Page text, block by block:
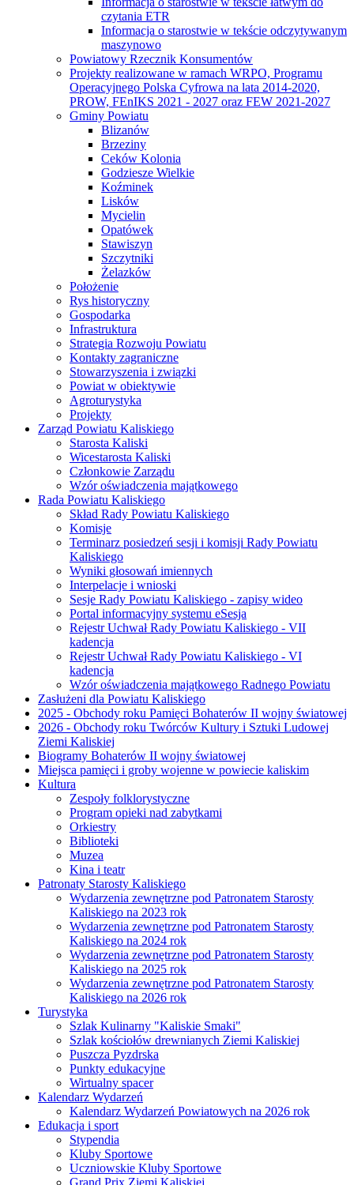
czytania ETR
Informacja o starostwie w tekście odczytywanym
maszynowo
Powiatowy Rzecznik Konsumentów
Projekty realizowane w ramach WRPO, Programu
Operacyjnego Polska Cyfrowa na lata 2014-2020,
PROW, FEnIKS 2021 - 2027 oraz FEW 2021-2027
Gminy Powiatu
Blizanów
Brzeziny
Ceków Kolonia
Godziesze Wielkie
Koźminek
Lisków
Mycielin
Opatówek
Stawiszyn
Szczytniki
Żelazków
Położenie
Rys historyczny
Gospodarka
Infrastruktura
Strategia Rozwoju Powiatu
Kontakty zagraniczne
Stowarzyszenia i związki
Powiat w obiektywie
Agroturystyka
Projekty
Zarząd Powiatu Kaliskiego
Starosta Kaliski
Wicestarosta Kaliski
Członkowie Zarządu
Wzór oświadczenia majątkowego
Rada Powiatu Kaliskiego
Skład Rady Powiatu Kaliskiego
Komisje
Terminarz posiedzeń sesji i komisji Rady Powiatu
Kaliskiego
Wyniki głosowań imiennych
Interpelacje i wnioski
Sesje Rady Powiatu Kaliskiego - zapisy wideo
Portal informacyjny systemu eSesja
Rejestr Uchwał Rady Powiatu Kaliskiego - VII
kadencja
Rejestr Uchwał Rady Powiatu Kaliskiego - VI
kadencja
Wzór oświadczenia majątkowego Radnego Powiatu
Zasłużeni dla Powiatu Kaliskiego
2025 - Obchody roku Pamięci Bohaterów II wojny światowej
2026 - Obchody roku Twórców Kultury i Sztuki Ludowej
Ziemi Kaliskiej
Biogramy Bohaterów II wojny światowej
Miejsca pamięci i groby wojenne w powiecie kaliskim
Kultura
Zespoły folklorystyczne
Program opieki nad zabytkami
Orkiestry
Biblioteki
Muzea
Kina i teatr
Patronaty Starosty Kaliskiego
Wydarzenia zewnętrzne pod Patronatem Starosty
Kaliskiego na 2023 rok
Wydarzenia zewnętrzne pod Patronatem Starosty
Kaliskiego na 2024 rok
Wydarzenia zewnętrzne pod Patronatem Starosty
Kaliskiego na 2025 rok
Wydarzenia zewnętrzne pod Patronatem Starosty
Kaliskiego na 2026 rok
Turystyka
Szlak Kulinarny "Kaliskie Smaki"
Szlak kościołów drewnianych Ziemi Kaliskiej
Puszcza Pyzdrska
Punkty edukacyjne
Wirtualny spacer
Kalendarz Wydarzeń
Kalendarz Wydarzeń Powiatowych na 2026 rok
Edukacja i sport
Stypendia
Kluby Sportowe
Uczniowskie Kluby Sportowe
Grand Prix Ziemi Kaliskiej